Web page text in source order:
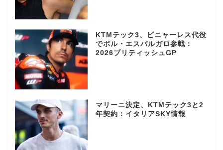
KTMテック3、ビニャーレス代役
でポル・エスパルガロ参戦：
2026ブリティッシュGP
マリーニ決定、KTMテック3と2
年契約：イタリアSKY情報